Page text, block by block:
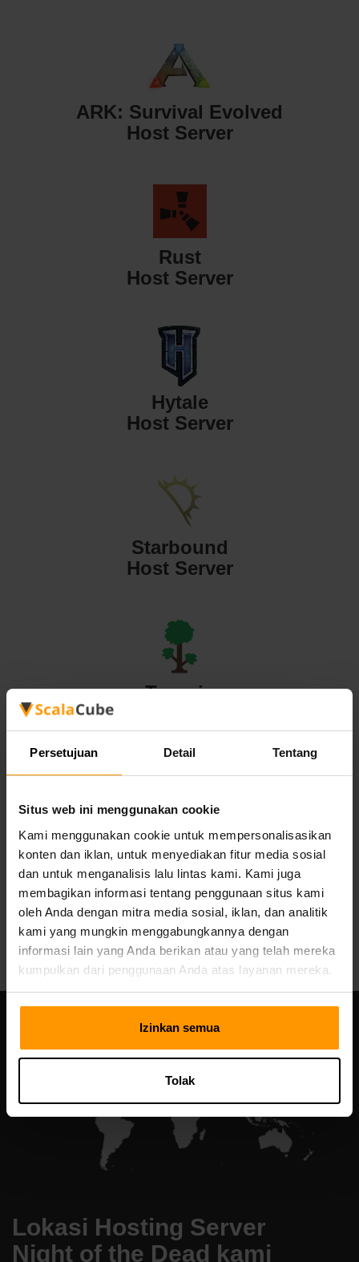
Persetujuan Detail Tentang
Situs web ini menggunakan cookie
Kami menggunakan cookie untuk mempersonalisasikan
konten dan iklan, untuk menyediakan fitur media sosial
dan untuk menganalisis lalu lintas kami. Kami juga
membagikan informasi tentang penggunaan situs kami
oleh Anda dengan mitra media sosial, iklan, dan analitik
kami yang mungkin menggabungkannya dengan
informasi lain yang Anda berikan atau yang telah mereka
kumpulkan dari penggunaan Anda atas layanan mereka.
Izinkan semua
Tolak
ARK: Survival Evolved
Host Server
Rust
Host Server
Hytale
Host Server
Starbound
Host Server
Terraria
Valheim
Host Server
Lokasi Hosting Server
Night of the Dead kami